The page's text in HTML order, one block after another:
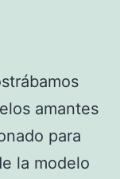
amantes
para
la modelo